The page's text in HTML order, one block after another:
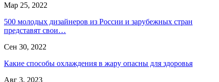
Мар 25, 2022
500 молодых дизайнеров из России и зарубежных стран
представят свои…
Сен 30, 2022
Какие способы охлаждения в жару опасны для здоровья
Авг 3, 2023